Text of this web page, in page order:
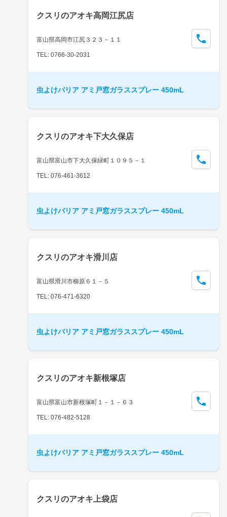
クスリのアオキ高岡江尻店
富山県高岡市江尻３２３－１１
TEL: 0766-30-2031
虫よけバリア アミ戸窓ガラススプレー 450mL
クスリのアオキ下大久保店
富山県富山市下大久保緑町１０９５－１
TEL: 076-461-3612
虫よけバリア アミ戸窓ガラススプレー 450mL
クスリのアオキ滑川店
富山県滑川市柳原６１－５
TEL: 076-471-6320
虫よけバリア アミ戸窓ガラススプレー 450mL
クスリのアオキ新根塚店
富山県富山市新根塚町１－１－６３
TEL: 076-482-5128
虫よけバリア アミ戸窓ガラススプレー 450mL
クスリのアオキ上袋店